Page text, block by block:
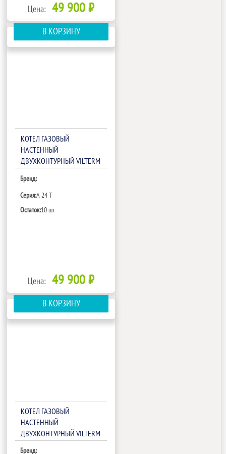
Цена: 49 900 ₽
В КОРЗИНУ
КОТЕЛ ГАЗОВЫЙ
НАСТЕННЫЙ
ДВУХКОНТУРНЫЙ VILTERM
Бренд:
Серия:A 24 T
Остаток:10 шт
Цена: 49 900 ₽
В КОРЗИНУ
КОТЕЛ ГАЗОВЫЙ
НАСТЕННЫЙ
ДВУХКОНТУРНЫЙ VILTERM
Бренд: